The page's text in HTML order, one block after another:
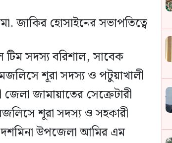
জাকির হোসাইনের সভাপতিত্বে
সদস্য বরিশাল, সাবেক
শূরা সদস্য ও পটুয়াখালী
জামায়াতের সেক্রেটারী
শূরা সদস্য ও সহকারী
দশমিনা উপজেলা আমির এম